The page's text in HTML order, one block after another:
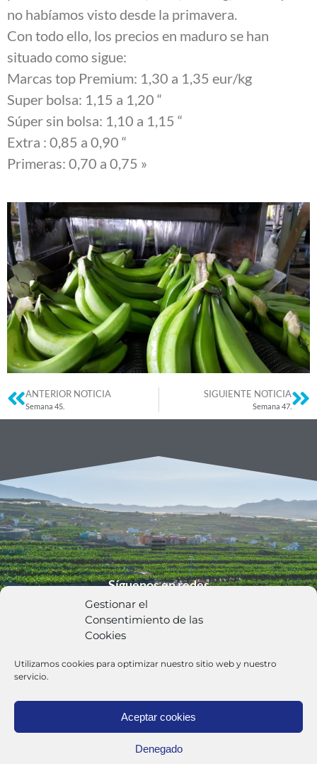
Gestionar el
Consentimiento de las
Cookies
Utilizamos cookies para optimizar nuestro sitio web y nuestro
servicio.
Aceptar cookies
Denegado
no habíamos visto desde la primavera.
Con todo ello, los precios en maduro se han
situado como sigue:
Marcas top Premium: 1,30 a 1,35 eur/kg
Super bolsa: 1,15 a 1,20 “
Súper sin bolsa: 1,10 a 1,15 “
Extra : 0,85 a 0,90 “
Primeras: 0,70 a 0,75 »
ANTERIOR NOTICIA
Semana 45.
SIGUIENTE NOTICIA
Semana 47.
Síguenos en redes
Trabaja con Nosotros